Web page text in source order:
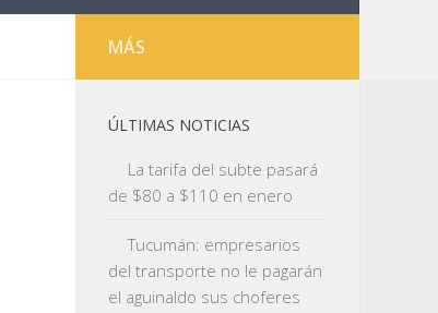
MÁS
ÚLTIMAS NOTICIAS
La tarifa del subte pasará
de $80 a $110 en enero
Tucumán: empresarios
del transporte no le pagarán
el aguinaldo sus choferes